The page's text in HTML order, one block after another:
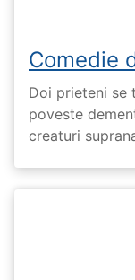
Comedie
Doi prieteni se
poveste
creaturi